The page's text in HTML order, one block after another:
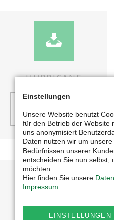
HURRICANE
Downloaden
Einstellungen
Unsere Website benutzt
für den Betrieb der Website
uns anonymisiert
Daten nutzen wir um
Bedürfnissen unserer
entscheiden Sie nun selbst,
möchten.
Hier finden Sie unsere
Impressum